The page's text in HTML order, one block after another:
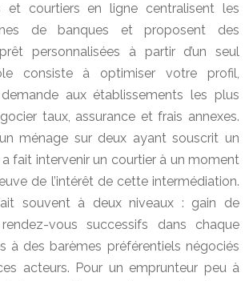
et courtiers en ligne centralisent les
de banques et proposent des
personnalisées à partir d’un seul
consiste à optimiser votre profil,
aux établissements les plus
taux, assurance et frais annexes.
ménage sur deux ayant souscrit un
fait intervenir un courtier à un moment
de l’intérêt de cette intermédiation.
souvent à deux niveaux : gain de
vous successifs dans chaque
à des barèmes préférentiels négociés
acteurs. Pour un emprunteur peu à